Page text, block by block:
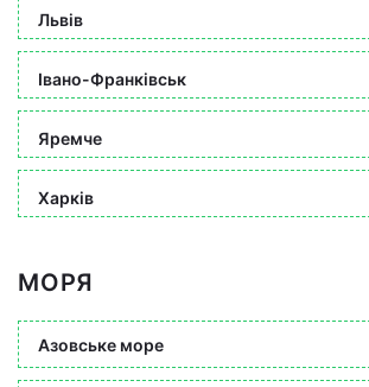
Львів
Івано-Франківськ
Яремче
Харків
МОРЯ
Азовське море